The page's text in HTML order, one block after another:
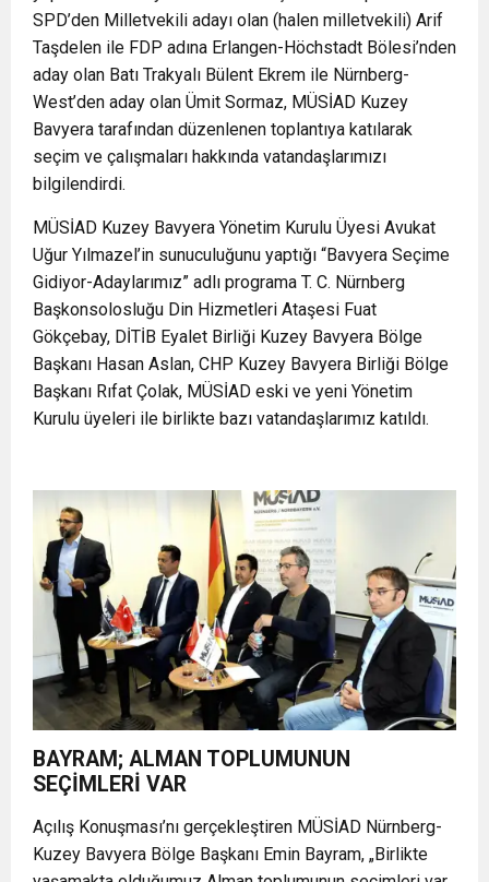
SPD’den Milletvekili adayı olan (halen milletvekili) Arif
Taşdelen ile FDP adına Erlangen-Höchstadt Bölesi’nden
aday olan Batı Trakyalı Bülent Ekrem ile Nürnberg-
West’den aday olan Ümit Sormaz, MÜSİAD Kuzey
Bavyera tarafından düzenlenen toplantıya katılarak
seçim ve çalışmaları hakkında vatandaşlarımızı
bilgilendirdi.
MÜSİAD Kuzey Bavyera Yönetim Kurulu Üyesi Avukat
Uğur Yılmazel’in sunuculuğunu yaptığı “Bavyera Seçime
Gidiyor-Adaylarımız” adlı programa T. C. Nürnberg
Başkonsolosluğu Din Hizmetleri Ataşesi Fuat
Gökçebay, DİTİB Eyalet Birliği Kuzey Bavyera Bölge
Başkanı Hasan Aslan, CHP Kuzey Bavyera Birliği Bölge
Başkanı Rıfat Çolak, MÜSİAD eski ve yeni Yönetim
Kurulu üyeleri ile birlikte bazı vatandaşlarımız katıldı.
BAYRAM; ALMAN TOPLUMUNUN
SEÇİMLERİ VAR
Açılış Konuşması’nı gerçekleştiren MÜSİAD Nürnberg-
Kuzey Bavyera Bölge Başkanı Emin Bayram, „Birlikte